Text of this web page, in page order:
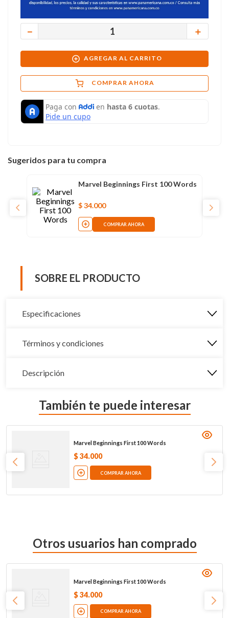
＋
－
AGREGAR AL CARRITO
COMPRAR AHORA
Sugeridos para tu compra
Marvel Beginnings First 100 Words
$34.000
COMPRAR AHORA
SOBRE EL PRODUCTO
Especificaciones
Términos y condiciones
Descripción
También te puede interesar
Marvel Beginnings First 100 Words
$ 34.000
COMPRAR AHORA
Otros usuarios han comprado
Marvel Beginnings First 100 Words
$ 34.000
COMPRAR AHORA